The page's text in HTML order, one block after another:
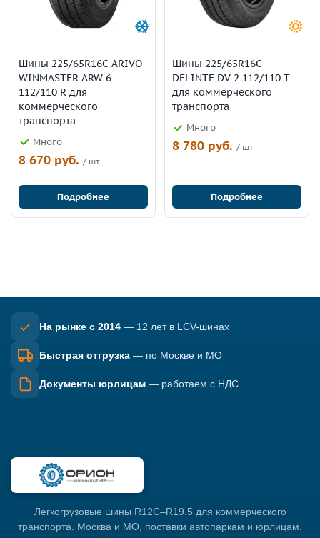
Шины 225/65R16C ARIVO
WINMASTER ARW 6
112/110 R для
коммерческого
транспорта
Много
8 670 руб. / шт
Подробнее
Шины 225/65R16C
DELINTE DV 2 112/110 T
для коммерческого
транспорта
Много
8 780 руб. / шт
Подробнее
На рынке с 2014 — 12 лет в LCV-шинах
Быстрая отгрузка — по Москве и МО
Документы юрлицам — работаем с НДС
Легкогрузовые шины R12C–R19.5 для коммерческого
транспорта. Москва и МО, поставки автопаркам и юрлицам.